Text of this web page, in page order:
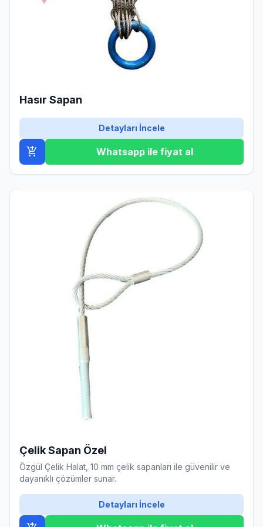
Hasır Sapan
Detayları İncele
add_shopping_cart Whatsapp ile fiyat al
Çelik Sapan Özel
Özgül Çelik Halat, 10 mm çelik sapanları ile güvenilir ve
dayanıklı çözümler sunar.
Detayları İncele